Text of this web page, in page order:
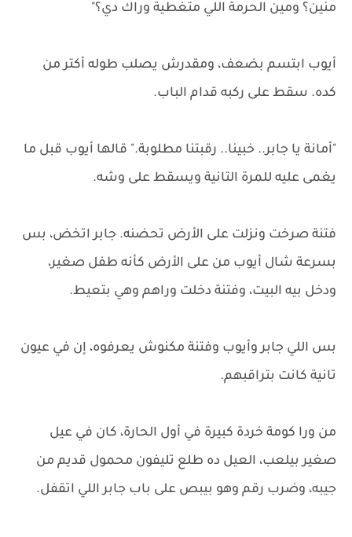
منين؟ ومين الحرمة اللي متغطية وراك دي؟"
أيوب ابتسم بضعف، ومقدرش يصلب طوله أكتر من
كده. سقط على ركبه قدام الباب.
"أمانة يا جابر.. خبينا.. رقبتنا مطلوبة." قالها أيوب قبل ما
يغمى عليه للمرة التانية ويسقط على وشه.
فتنة صرخت ونزلت على الأرض تحضنه. جابر اتخض، بس
بسرعة شال أيوب من على الأرض كأنه طفل صغير،
ودخل بيه البيت، وفتنة دخلت وراهم وهي بتعيط.
بس اللي جابر وأيوب وفتنة مكنوش يعرفوه، إن في عيون
تانية كانت بتراقبهم.
من ورا كومة خردة كبيرة في أول الحارة، كان في عيل
صغير بيلعب، العيل ده طلع تليفون محمول قديم من
جيبه، وضرب رقم وهو بيبص على باب جابر اللي اتقفل.